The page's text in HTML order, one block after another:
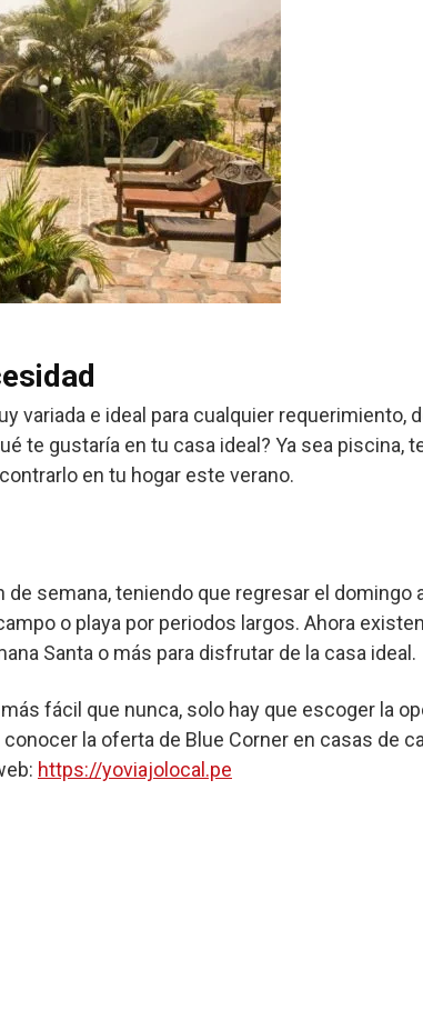
variada e ideal para cualquier requerimiento,
te gustaría en tu casa ideal? Ya sea piscina,
en tu hogar este verano.
semana, teniendo que regresar el domingo
o playa por periodos largos. Ahora
Santa o más para disfrutar de la casa ideal.
fácil que nunca, solo hay que escoger la
la oferta de Blue Corner en casas de
https://yoviajolocal.pe